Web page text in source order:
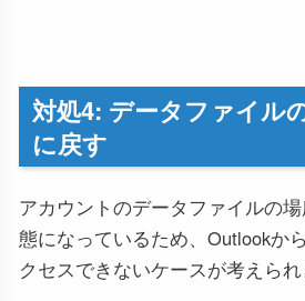
対処4: データファイル
に戻す
アカウントのデータファイルの
態になっているため、Outlookか
クセスできないケースが考えられ